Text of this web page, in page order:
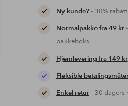
Ny kunde?- 30%
Normalpakke fra 49 kr-
pakkeboks
Hjemlevering fra 149 kr
Fleksible
Enkel retur- 30 dagers